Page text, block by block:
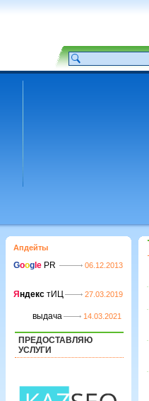
Апдейты
Goog le PR 06.12.2013
Я ндекс тИЦ 27.03.2019
выдача 14.03.2021
ПРЕДОСТАВЛЯЮ
УСЛУГИ